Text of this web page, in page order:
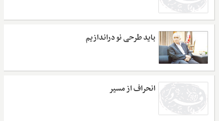
باید طرحی نو دراندازیم
انحراف از مسیر